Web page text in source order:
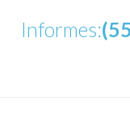
Informes: